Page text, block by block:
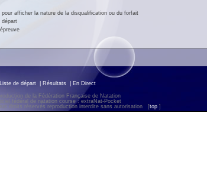
afficher la nature de la disqualification ou du forfait
Liste de départ Résultats En Direct
de la Fédération Française de Natation
fédéral de natation course : extraNat-Pocket
droits réservés reproduction interdite sans autorisation
[top ]